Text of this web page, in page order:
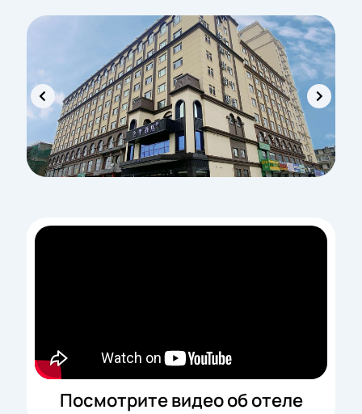
Посмотрите видео об отеле